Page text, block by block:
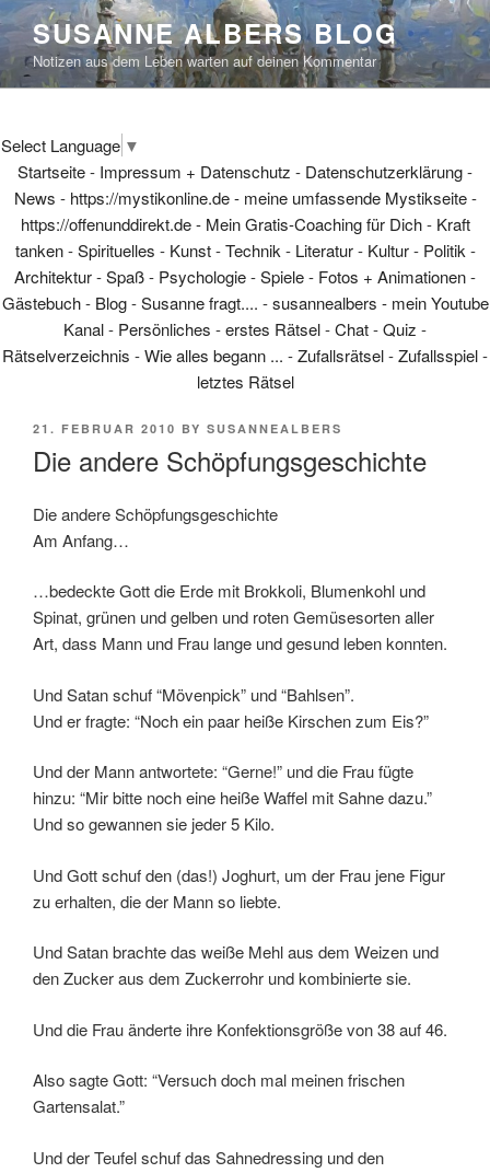
Skip
to
content
SUSANNE ALBERS BLOG
Notizen aus dem Leben warten auf deinen Kommentar
Select Language ▼
Startseite- Impressum + Datenschutz - Datenschutzerklärung-
News - https://mystikonline.de - meine umfassende Mystikseite-
https://offenunddirekt.de - Mein Gratis-Coaching für Dich- Kraft
tanken-Spirituelles - Kunst-Technik - Literatur- Kultur- Politik -
Architektur-Spaß- Psychologie-Spiele- Fotos + Animationen-
Gästebuch- Blog-Susanne fragt.... -susannealbers - mein Youtube
Kanal- Persönliches -erstes Rätsel-Chat-Quiz -
Rätselverzeichnis -Wie alles begann ... -Zufallsrätsel-Zufallsspiel-
letztes Rätsel
POSTED
21. FEBRUAR 2010 BY SUSANNEALBERS
Die andere Schöpfungsgeschichte
Die andere Schöpfungsgeschichte
Am Anfang…
…bedeckte Gott die Erde mit Brokkoli, Blumenkohl und
Spinat, grünen und gelben und roten Gemüsesorten aller
Art, dass Mann und Frau lange und gesund leben konnten.
Und Satan schuf “Mövenpick” und “Bahlsen”.
Und er fragte: “Noch ein paar heiße Kirschen zum Eis?”
Und der Mann antwortete: “Gerne!” und die Frau fügte
hinzu: “Mir bitte noch eine heiße Waffel mit Sahne dazu.”
Und so gewannen sie jeder 5 Kilo.
Und Gott schuf den (das!) Joghurt, um der Frau jene Figur
zu erhalten, die der Mann so liebte.
Und Satan brachte das weiße Mehl aus dem Weizen und
den Zucker aus dem Zuckerrohr und kombinierte sie.
Und die Frau änderte ihre Konfektionsgröße von 38 auf 46.
Also sagte Gott: “Versuch doch mal meinen frischen
Gartensalat.”
Und der Teufel schuf das Sahnedressing und den